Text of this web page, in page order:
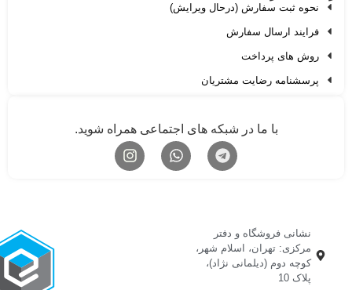
نحوه ثبت سفارش (درحال ویرایش)
فرایند ارسال سفارش
روش های پرداخت
پرسشنامه رضایت مشتریان
با ما در شبکه های اجتماعی همراه شوید.
نشانی فروشگاه و دفتر
مرکزی: تهران، اسلام شهر،
کوچه دوم (دیلمانی نژاد)،
پلاک 10